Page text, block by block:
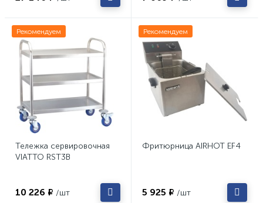
Рекомендуем
Тележка сервировочная
VIATTO RST3B
10 226 ₽ /шт
Рекомендуем
Фритюрница AIRHOT EF4
5 925 ₽ /шт